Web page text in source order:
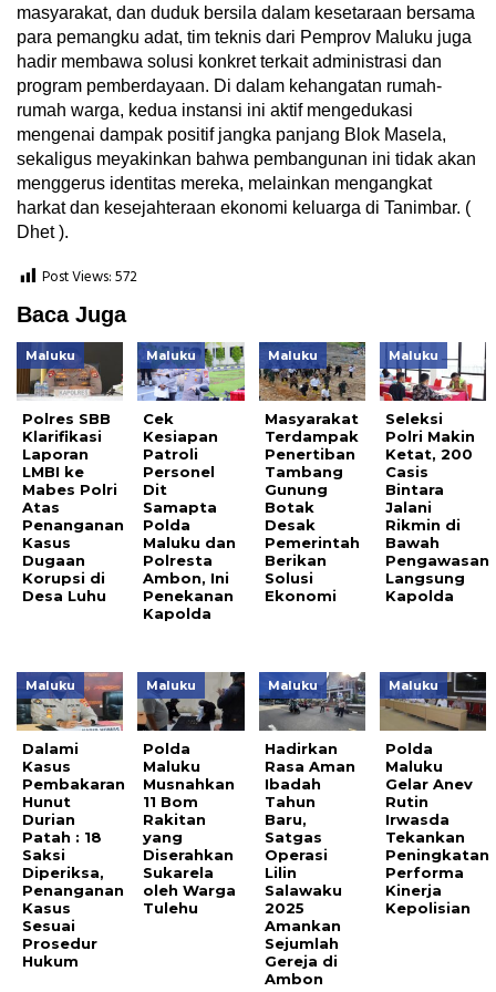
masyarakat, dan duduk bersila dalam kesetaraan bersama
para pemangku adat, tim teknis dari Pemprov Maluku juga
hadir membawa solusi konkret terkait administrasi dan
program pemberdayaan. Di dalam kehangatan rumah-
rumah warga, kedua instansi ini aktif mengedukasi
mengenai dampak positif jangka panjang Blok Masela,
sekaligus meyakinkan bahwa pembangunan ini tidak akan
menggerus identitas mereka, melainkan mengangkat
harkat dan kesejahteraan ekonomi keluarga di Tanimbar. (
Dhet ).
Post Views:572
Baca Juga
Maluku
Polres SBB
Klarifikasi
Laporan
LMBI ke
Mabes Polri
Atas
Penanganan
Kasus
Dugaan
Korupsi di
Desa Luhu
Maluku
Cek
Kesiapan
Patroli
Personel
Dit
Samapta
Polda
Maluku dan
Polresta
Ambon, Ini
Penekanan
Kapolda
Maluku
Masyarakat
Terdampak
Penertiban
Tambang
Gunung
Botak
Desak
Pemerintah
Berikan
Solusi
Ekonomi
Maluku
Seleksi
Polri Makin
Ketat, 200
Casis
Bintara
Jalani
Rikmin di
Bawah
Pengawasan
Langsung
Kapolda
Maluku
Dalami
Kasus
Pembakaran
Hunut
Durian
Patah : 18
Saksi
Diperiksa,
Penanganan
Kasus
Sesuai
Prosedur
Hukum
Maluku
Polda
Maluku
Musnahkan
11 Bom
Rakitan
yang
Diserahkan
Sukarela
oleh Warga
Tulehu
Maluku
Hadirkan
Rasa Aman
Ibadah
Tahun
Baru,
Satgas
Operasi
Lilin
Salawaku
2025
Amankan
Sejumlah
Gereja di
Ambon
Maluku
Polda
Maluku
Gelar Anev
Rutin
Irwasda
Tekankan
Peningkatan
Performa
Kinerja
Kepolisian